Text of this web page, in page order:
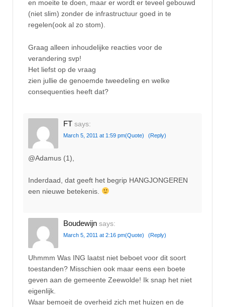
en moeite te doen, maar er wordt er teveel gebouwd
(niet slim) zonder de infrastructuur goed in te
regelen(ook al zo stom).
Graag alleen inhoudelijke reacties voor de
verandering svp!
Het liefst op de vraag
zien jullie de genoemde tweedeling en welke
consequenties heeft dat?
FT says:
March 5, 2011 at 1:59 pm(Quote) (Reply)
@Adamus (1),
Inderdaad, dat geeft het begrip HANGJONGEREN
een nieuwe betekenis.
Boudewijn says:
March 5, 2011 at 2:16 pm(Quote) (Reply)
Uhmmm Was ING laatst niet beboet voor dit soort
toestanden? Misschien ook maar eens een boete
geven aan de gemeente Zeewolde! Ik snap het niet
eigenlijk.
Waar bemoeit de overheid zich met huizen en de